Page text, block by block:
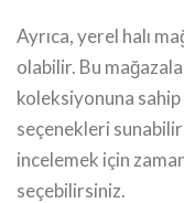
Ayrıca, yerel halı
olabilir. Bu
koleksiyonuna sahip
seçenekleri
incelemek için
seçebilirsiniz.